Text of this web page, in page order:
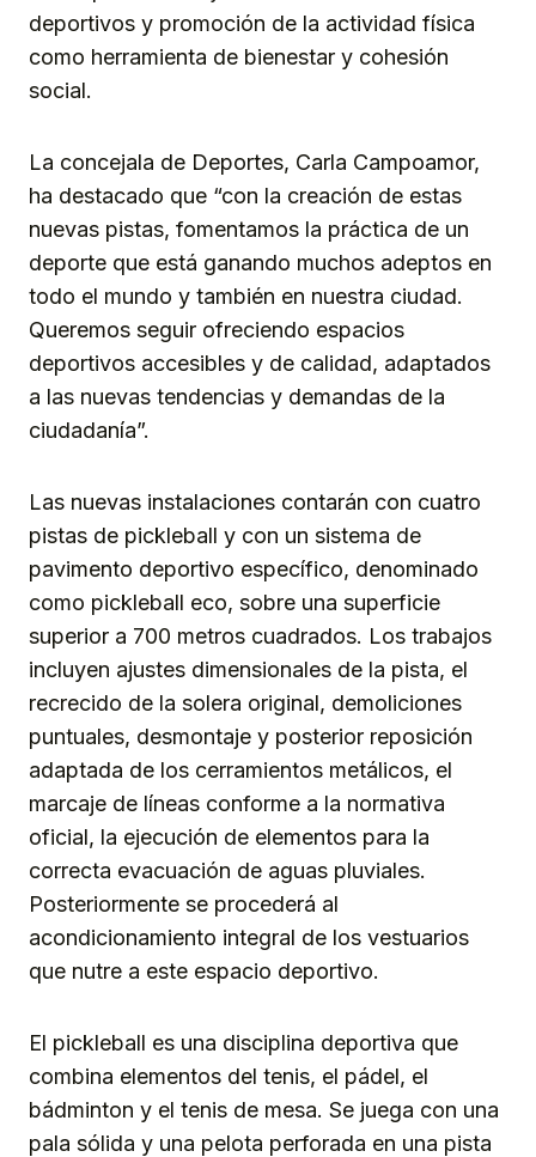
deportivos y promoción de la actividad física
como herramienta de bienestar y cohesión
social.
La concejala de Deportes, Carla Campoamor,
ha destacado que “con la creación de estas
nuevas pistas, fomentamos la práctica de un
deporte que está ganando muchos adeptos en
todo el mundo y también en nuestra ciudad.
Queremos seguir ofreciendo espacios
deportivos accesibles y de calidad, adaptados
a las nuevas tendencias y demandas de la
ciudadanía”.
Las nuevas instalaciones contarán con cuatro
pistas de pickleball y con un sistema de
pavimento deportivo específico, denominado
como pickleball eco, sobre una superficie
superior a 700 metros cuadrados. Los trabajos
incluyen ajustes dimensionales de la pista, el
recrecido de la solera original, demoliciones
puntuales, desmontaje y posterior reposición
adaptada de los cerramientos metálicos, el
marcaje de líneas conforme a la normativa
oficial, la ejecución de elementos para la
correcta evacuación de aguas pluviales.
Posteriormente se procederá al
acondicionamiento integral de los vestuarios
que nutre a este espacio deportivo.
El pickleball es una disciplina deportiva que
combina elementos del tenis, el pádel, el
bádminton y el tenis de mesa. Se juega con una
pala sólida y una pelota perforada en una pista